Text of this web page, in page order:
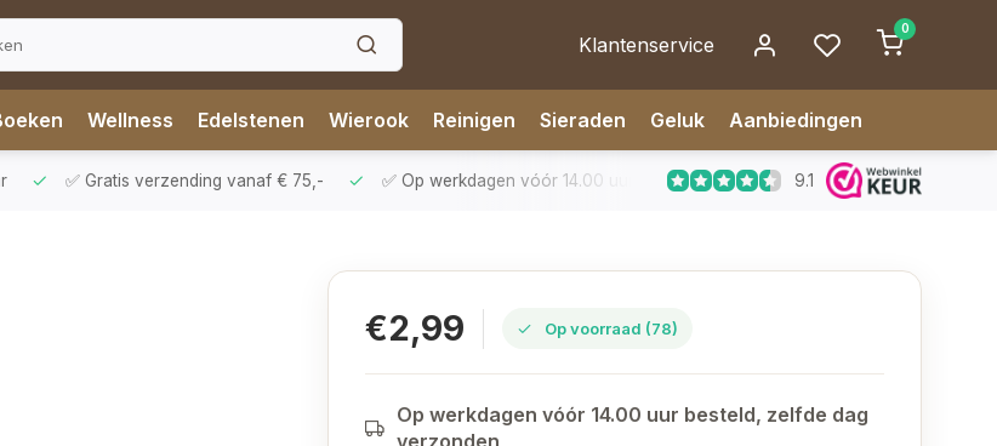
Klantenservice
0
Wellness Edelstenen Wierook Reinigen Sieraden Geluk Aanbiedingen
✅ Gratis verzending vanaf € 75,- ✅ Op werkdagen vóór 14.00 uur besteld, zelfde dag verzonden
9.1
€2,99 Op voorraad (78)
Op werkdagen vóór 14.00 uur besteld, zelfde dag
verzonden